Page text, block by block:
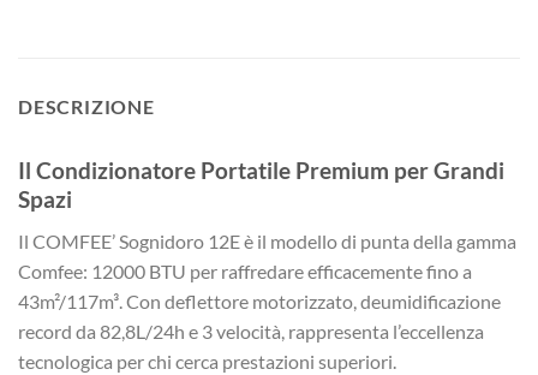
DESCRIZIONE
Il Condizionatore Portatile Premium per Grandi
Spazi
Il COMFEE’ Sognidoro 12E è il modello di punta della gamma
Comfee: 12000 BTU per raffredare efficacemente fino a
43m²/117m³. Con deflettore motorizzato, deumidificazione
record da 82,8L/24h e 3 velocità, rappresenta l’eccellenza
tecnologica per chi cerca prestazioni superiori.